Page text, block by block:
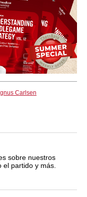
Carlsen
sobre nuestros
partido y más.